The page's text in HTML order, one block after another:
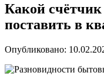
Какой счётчик
поставить в
Опубликовано: